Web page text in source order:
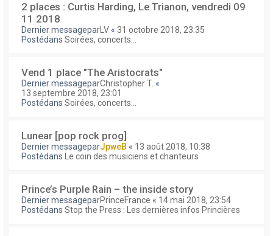
2 places : Curtis Harding, Le Trianon, vendredi 09
11 2018
Dernier messagepar LV « 31 octobre 2018, 23:35
Postédans Soirées, concerts...
Vend 1 place "The Aristocrats"
Dernier messageparChristopher T. «
13 septembre 2018, 23:01
Postédans Soirées, concerts...
Lunear [pop rock prog]
Dernier messageparJpweB « 13 août 2018, 10:38
Postédans
Le coin des musiciens et chanteurs
Prince’s Purple Rain – the inside story
Dernier messageparPrinceFrance « 14 mai 2018, 23:54
Postédans Stop the Press : Les dernières infos Princières